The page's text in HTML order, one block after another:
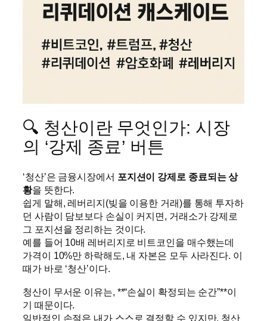
🔍 청산이란 무엇인가: 시장
의 ‘강제 종료’ 버튼
‘청산’은 금융시장에서 포지션이 강제로 종료되는 상
황을 뜻한다.
쉽게 말해, 레버리지(빚을 이용한 거래)를 통해 투자하
던 사람이 담보보다 손실이 커지면, 거래소가 강제로
그 포지션을 정리하는 것이다.
예를 들어 10배 레버리지로 비트코인을 매수했는데
가격이 10%만 하락해도, 내 자본은 모두 사라진다. 이
때가 바로 ‘청산’이다.
청산이 무서운 이유는, **“손실이 확정되는 순간”**이
기 때문이다.
일반적인 손절은 내가 스스로 결정할 수 있지만, 청산